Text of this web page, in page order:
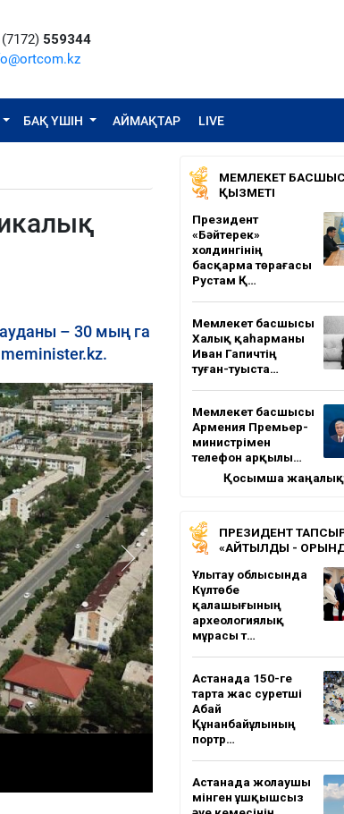
559344
БАҚ ҮШІН АЙМАҚТАР LIVE
– 30 мың га
МЕМЛЕКЕТ
ҚЫЗМЕТІ
Президент
«Бәйтерек»
холдингінің
басқарма төрағасы
Рустам Қ…
Мемлекет басшысы
Халық қаһарманы
Иван Гапичтің
туған-туыста…
Мемлекет басшысы
Армения Премьер-
министрімен
телефон арқылы…
Қосымша
ПРЕЗИДЕНТ
«АЙТЫЛДЫ -
Ұлытау облысында
Күлтөбе
қалашығының
археологиялық
мұрасы т…
Астанада 150-ге
тарта жас суретші
Абай
Құнанбайұлының
портр…
Астанада жолаушы
мінген ұшқышсыз